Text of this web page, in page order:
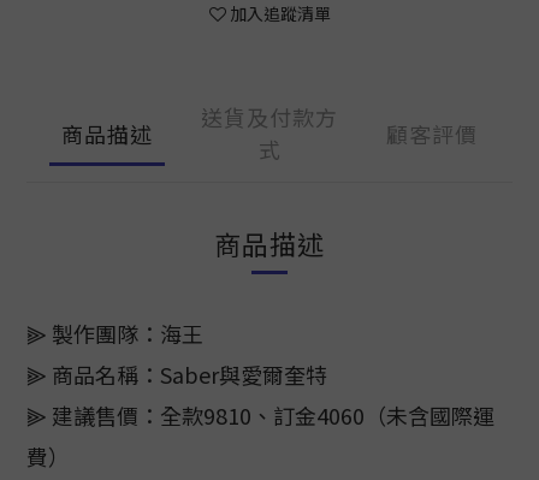
加入追蹤清單
商品描述
送貨及付款方
式
顧客評價
商品描述
⫸ 製作團隊：海王
⫸ 商品名稱：Saber與愛爾奎特
⫸ 建議售價：全款9810、訂金4060（未含國際運
費）